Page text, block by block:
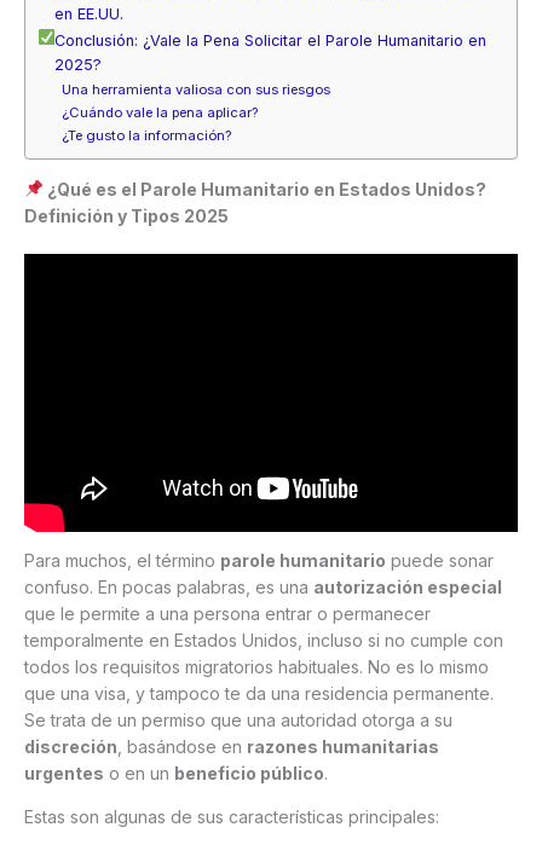
en EE.UU.
Conclusión: ¿Vale la Pena Solicitar el Parole Humanitario en
2025?
Una herramienta valiosa con sus riesgos
¿Cuándo vale la pena aplicar?
¿Te gusto la información?
¿Qué es el Parole Humanitario en Estados Unidos?
Definición y Tipos 2025
Para muchos, el término parole humanitario puede sonar
confuso. En pocas palabras, es una autorización especial
que le permite a una persona entrar o permanecer
temporalmente en Estados Unidos, incluso si no cumple con
todos los requisitos migratorios habituales. No es lo mismo
que una visa, y tampoco te da una residencia permanente.
Se trata de un permiso que una autoridad otorga a su
discreción, basándose en razones humanitarias
urgentes o en un beneficio público.
Estas son algunas de sus características principales: